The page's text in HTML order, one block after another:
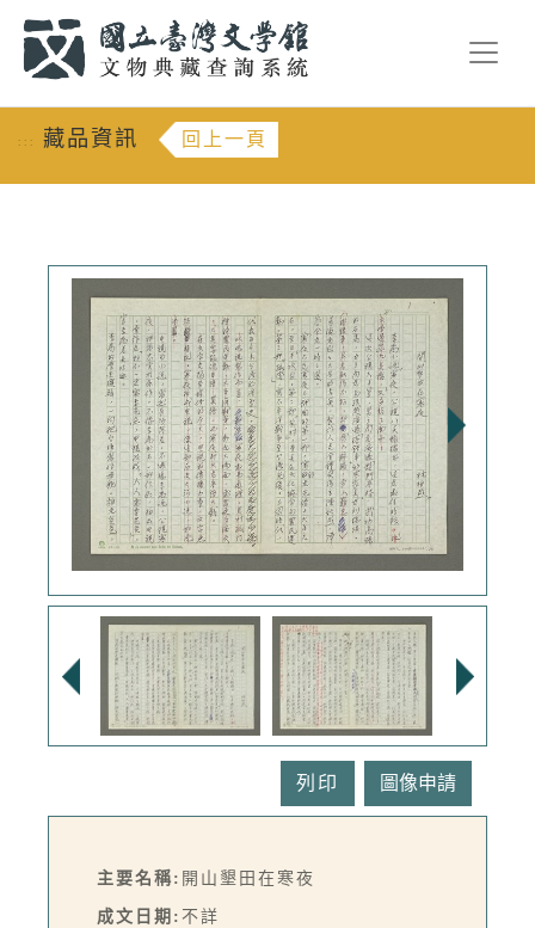
::: 藏品資訊 回上一頁
列印
主要名稱: 開山墾田在寒夜
成文日期: 不詳